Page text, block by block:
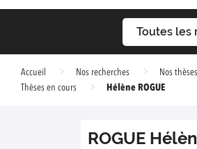
Toutes les
Accueil Nos recherches
Nos thèses
Thèses en cours
Hélène ROGUE
ROGUE